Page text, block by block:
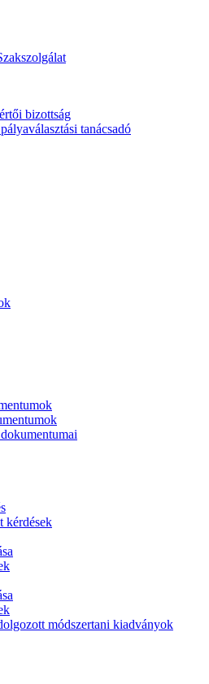
bizottság
tanácsadó
kérdések
módszertani kiadványok